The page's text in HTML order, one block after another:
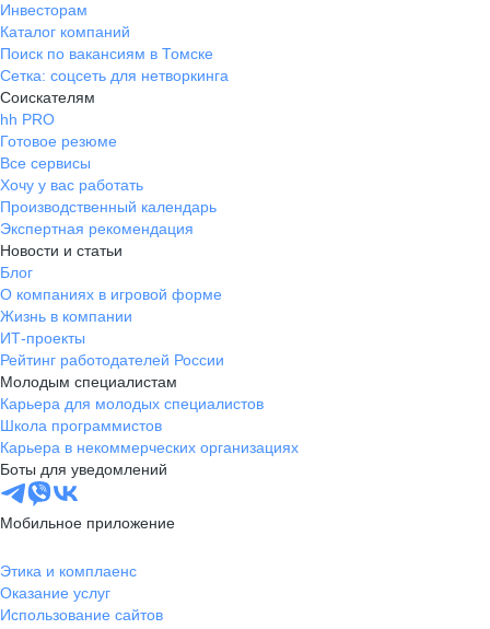
Инвесторам
Каталог компаний
Поиск по вакансиям в Томске
Сетка: соцсеть для нетворкинга
Соискателям
hh PRO
Готовое резюме
Все сервисы
Хочу у вас работать
Производственный календарь
Экспертная рекомендация
Новости и статьи
Блог
О компаниях в игровой форме
Жизнь в компании
ИТ-проекты
Рейтинг работодателей России
Молодым специалистам
Карьера для молодых специалистов
Школа программистов
Карьера в некоммерческих организациях
Боты для уведомлений
Мобильное приложение
Этика и комплаенс
Оказание услуг
Использование сайтов